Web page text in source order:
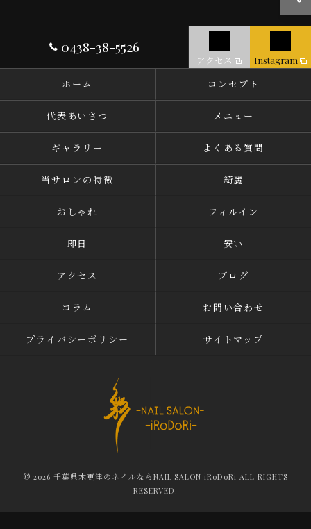
0438-38-5526
アクセス
Instagram
ホーム
コンセプト
代表あいさつ メニュー
ギャラリー よくある質問
当サロンの特徴 綺麗
おしゃれ フィルイン
即日 安い
アクセス ブログ
コラム お問い合わせ
プライバシーポリシー サイトマップ
© 2026 千葉県木更津のネイルならNAIL SALON iRoDoRi ALL RIGHTS
RESERVED.